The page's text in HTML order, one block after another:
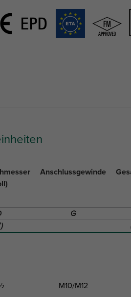
Anschlussgewinde
G
M10/M12